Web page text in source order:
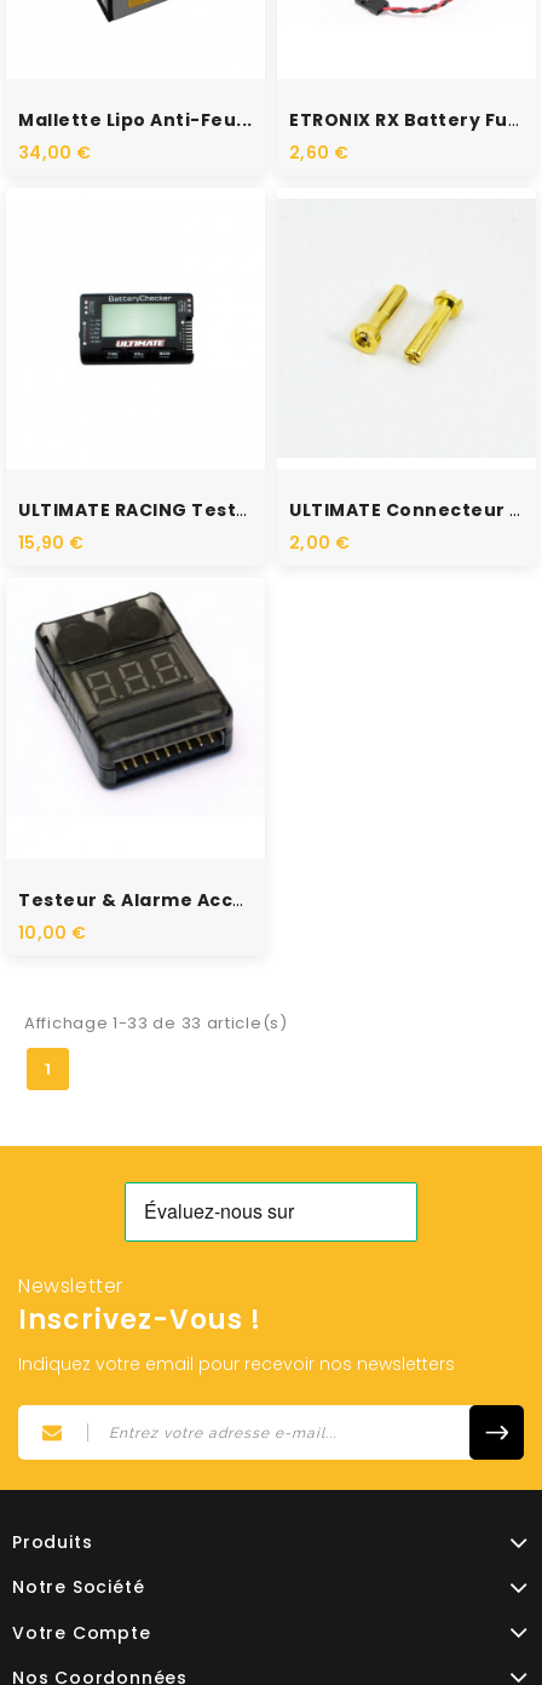
Mallette Lipo Anti-Feu...
34,00 €
ETRONIX RX Battery Futaba...
2,60 €
ULTIMATE RACING Testeur De...
15,90 €
ULTIMATE Connecteur Male...
2,00 €
Testeur & Alarme Accus LiPo...
10,00 €
Affichage 1-33 de 33 article(s)
1
Newsletter
Inscrivez-Vous !
Indiquez votre email pour recevoir nos newsletters
Produits
Notre Société
Votre Compte
Nos Coordonnées